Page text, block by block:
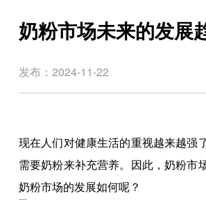
奶粉市场未来的发展
发布：2024-11-22
现在人们对健康生活的重视越来越强
需要奶粉来补充营养。因此，奶粉市
奶粉市场的发展如何呢？